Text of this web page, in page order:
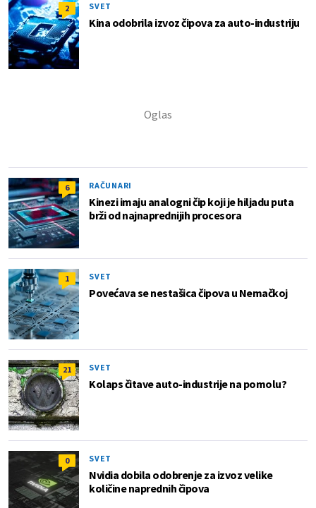
2 SVET
Kina odobrila izvoz čipova za auto-industriju
6 RAČUNARI
Kinezi imaju analogni čip koji je hiljadu puta
brži od najnaprednijih procesora
1 SVET
Povećava se nestašica čipova u Nemačkoj
21 SVET
Kolaps čitave auto-industrije na pomolu?
0 SVET
Nvidia dobila odobrenje za izvoz velike
količine naprednih čipova